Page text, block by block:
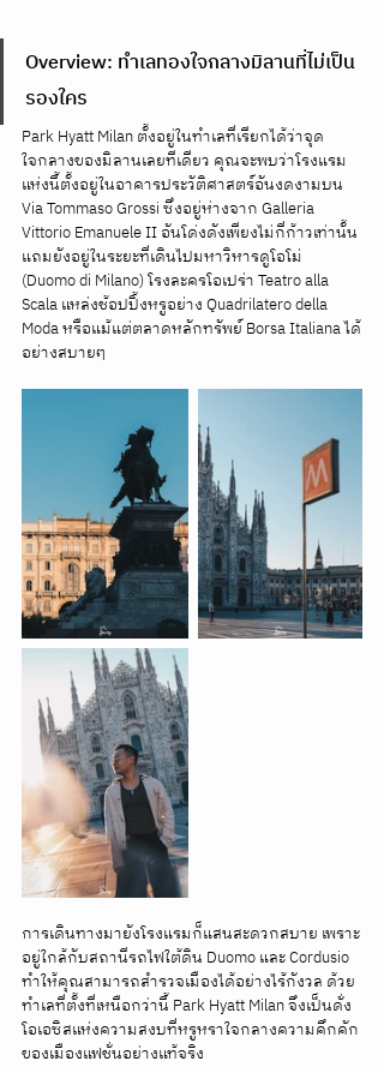
Overview: ทำเลทองใจกลางมิลานที่ไม่เป็น
รองใคร
Park Hyatt Milan ตั้งอยู่ในทำเลที่เรียกได้ว่าจุด
ใจกลางของมิลานเลยทีเดียว คุณจะพบว่าโรงแรม
แห่งนี้ตั้งอยู่ในอาคารประวัติศาสตร์อันงดงามบน
Via Tommaso Grossi ซึ่งอยู่ห่างจาก Galleria
Vittorio Emanuele II อันโด่งดังเพียงไม่กี่ก้าวเท่านั้น
แถมยังอยู่ในระยะที่เดินไปมหาวิหารดูโอโม่
(Duomo di Milano) โรงละครโอเปร่า Teatro alla
Scala แหล่งช้อปปิ้งหรูอย่าง Quadrilatero della
Moda หรือแม้แต่ตลาดหลักทรัพย์ Borsa Italiana ได้
อย่างสบายๆ
การเดินทางมายังโรงแรมก็แสนสะดวกสบาย เพราะ
อยู่ใกล้กับสถานีรถไฟใต้ดิน Duomo และ Cordusio
ทำให้คุณสามารถสำรวจเมืองได้อย่างไร้กังวล ด้วย
ทำเลที่ตั้งที่เหนือกว่านี้ Park Hyatt Milan จึงเป็นดั่ง
โอเอซิสแห่งความสงบที่หรูหราใจกลางความคึกคัก
ของเมืองแฟชั่นอย่างแท้จริง